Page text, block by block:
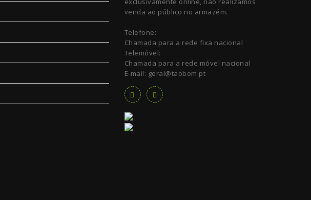
venda ao público no armazém.
Telefone:
Chamada para a rede fixa nacional
Telemóvel:
Chamada para a rede móvel nacional
E-mail: geral@taobom.pt